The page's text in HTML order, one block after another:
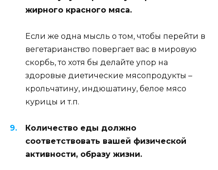
жирного красного мяса.
Если же одна мысль о том, чтобы перейти в
вегетарианство повергает вас в мировую
скорбь, то хотя бы делайте упор на
здоровые диетические мясопродукты –
крольчатину, индюшатину, белое мясо
курицы и т.п.
Количество еды должно
соответствовать вашей физической
активности, образу жизни.